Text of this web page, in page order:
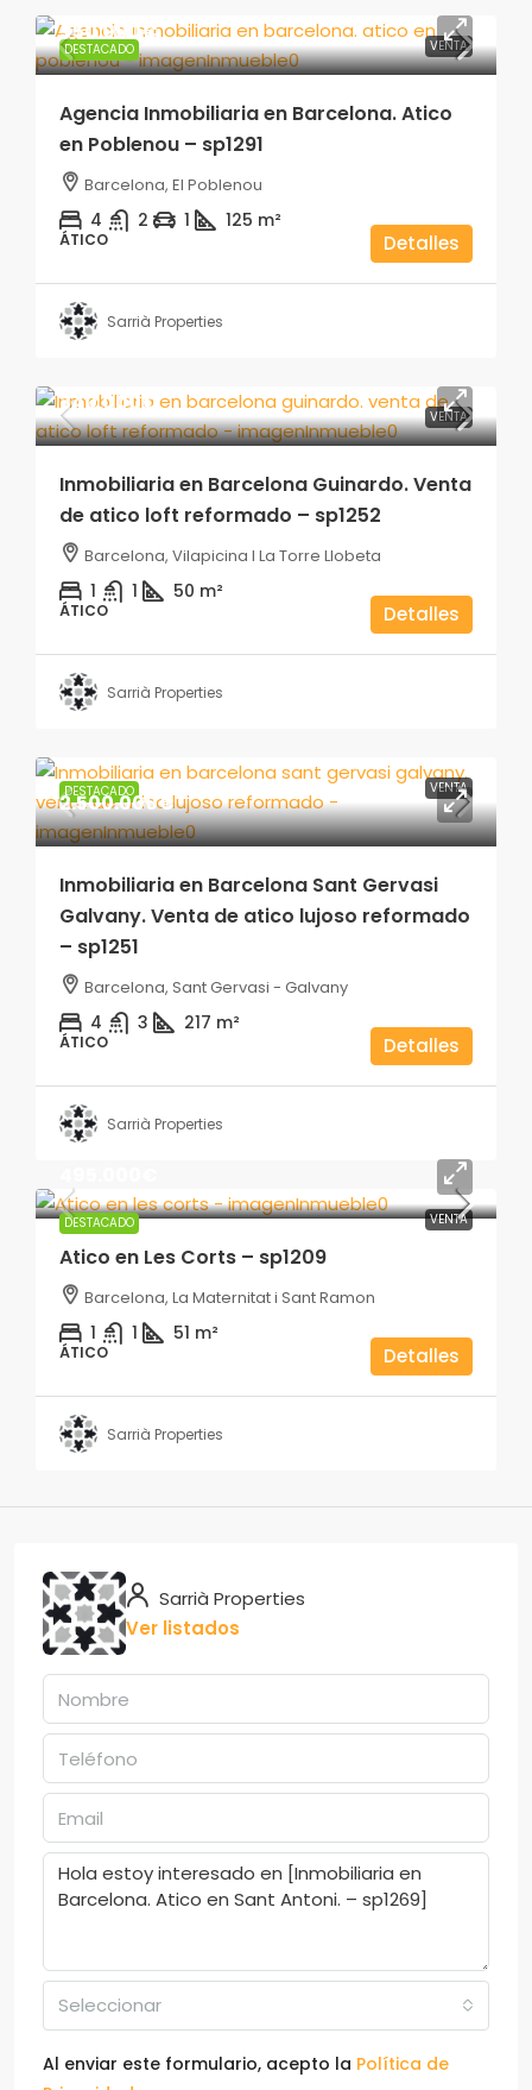
DESTACADO VENTA
950.000€
Agencia Inmobiliaria en Barcelona. Atico
en Poblenou – sp1291
Barcelona, El Poblenou
4 2 1 125 m²
ÁTICO Detalles
Sarrià Properties
VENTA
340.000€
Inmobiliaria en Barcelona Guinardo. Venta
de atico loft reformado – sp1252
Barcelona, Vilapicina I La Torre Llobeta
1 1 50 m²
ÁTICO Detalles
Sarrià Properties
DESTACADO VENTA
2.500.000€
Inmobiliaria en Barcelona Sant Gervasi
Galvany. Venta de atico lujoso reformado
– sp1251
Barcelona, Sant Gervasi - Galvany
4 3 217 m²
ÁTICO Detalles
Sarrià Properties
DESTACADO VENTA
Atico en Les Corts – sp1209
Barcelona, La Maternitat i Sant Ramon
1 1 51 m²
ÁTICO Detalles
Sarrià Properties
Sarrià Properties
Ver listados
Seleccionar
Al enviar este formulario, acepto la Política de